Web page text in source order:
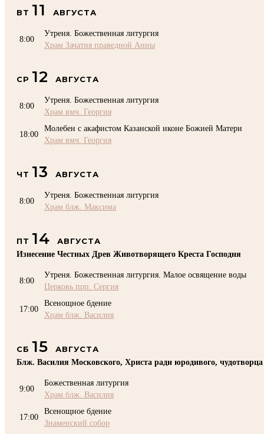
ВТ 11 АВГУСТА
8:00
Утреня. Божественная литургия
Храм Зачатия праведной Анны
СР 12 АВГУСТА
8:00
Утреня. Божественная литургия
Храм вмч. Георгия
18:00
Молебен с акафистом Казанской иконе Божией Матери
Храм вмч. Георгия
ЧТ 13 АВГУСТА
8:00
Утреня. Божественная литургия
Храм блж. Максима
ПТ 14
АВГУСТА
Изнесение Честных Древ Животворящего Креста Господня
8:00
Утреня. Божественная литургия. Малое освящение воды
Церковь прп. Сергия
17:00
Всенощное бдение
Храм блж. Василия
СБ 15
АВГУСТА
Блж. Василия Московского, Христа ради юродивого, чудотворца
9:00
Божественная литургия
Храм блж. Василия
17:00
Всенощное бдение
Знаменский собор